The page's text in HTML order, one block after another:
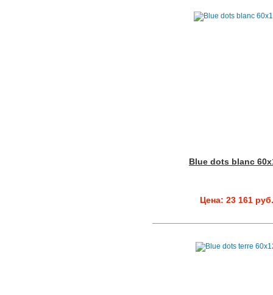
Blue dots blanc
Цена: 23 161 руб.